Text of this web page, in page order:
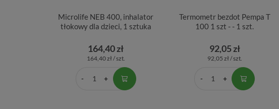
Microlife NEB 400, inhalator
tłokowy dla dzieci, 1 sztuka
164,40 zł
164,40 zł / szt.
Termometr bezdot Pempa T
100 1 szt - - 1 szt.
92,05 zł
92,05 zł / szt.